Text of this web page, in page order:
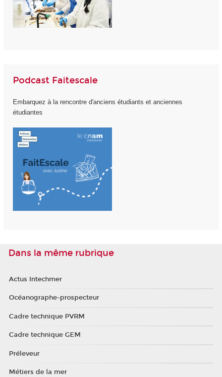
Podcast Faitescale
Embarquez à la rencontre d'anciens étudiants et anciennes
étudiantes
Dans la même rubrique
Actus Intechmer
Océanographe-prospecteur
Cadre technique PVRM
Cadre technique GEM
Préleveur
Métiers de la mer